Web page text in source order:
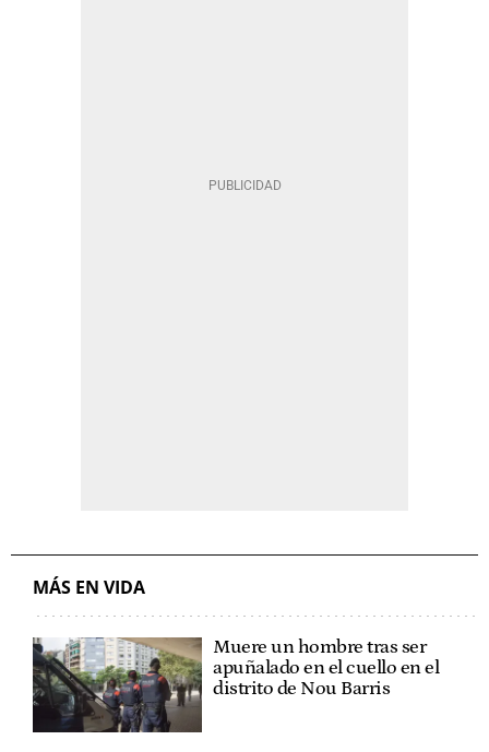
MÁS EN VIDA
Muere un hombre tras ser
apuñalado en el cuello en el
distrito de Nou Barris